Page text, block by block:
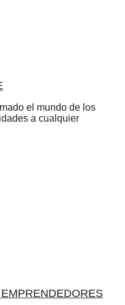
el mundo de los
a cualquier